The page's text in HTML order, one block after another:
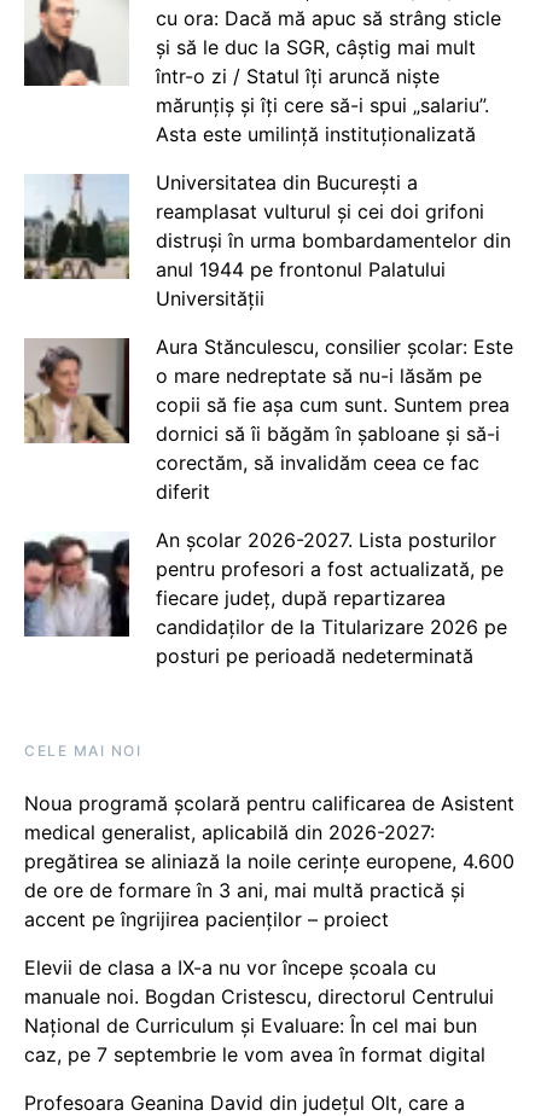
cu ora: Dacă mă apuc să strâng sticle
și să le duc la SGR, câștig mai mult
într-o zi / Statul îți aruncă niște
mărunțiș și îți cere să-i spui „salariu”.
Asta este umilință instituționalizată
Universitatea din București a
reamplasat vulturul și cei doi grifoni
distruși în urma bombardamentelor din
anul 1944 pe frontonul Palatului
Universității
Aura Stănculescu, consilier școlar: Este
o mare nedreptate să nu-i lăsăm pe
copii să fie așa cum sunt. Suntem prea
dornici să îi băgăm în șabloane și să-i
corectăm, să invalidăm ceea ce fac
diferit
An școlar 2026-2027. Lista posturilor
pentru profesori a fost actualizată, pe
fiecare județ, după repartizarea
candidaților de la Titularizare 2026 pe
posturi pe perioadă nedeterminată
CELE MAI NOI
Noua programă școlară pentru calificarea de Asistent
medical generalist, aplicabilă din 2026-2027:
pregătirea se aliniază la noile cerințe europene, 4.600
de ore de formare în 3 ani, mai multă practică și
accent pe îngrijirea pacienților – proiect
Elevii de clasa a IX-a nu vor începe școala cu
manuale noi. Bogdan Cristescu, directorul Centrului
Național de Curriculum și Evaluare: În cel mai bun
caz, pe 7 septembrie le vom avea în format digital
Profesoara Geanina David din județul Olt, care a